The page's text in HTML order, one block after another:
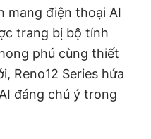
Tòa soạn Chính sách bảo
Thành
cấp ngày 24.3.2020
Thanh Niên. Cấm sao
mang điện thoại AI
trang bị bộ tính
phú cùng thiết
Reno12 Series hứa
đáng chú ý trong